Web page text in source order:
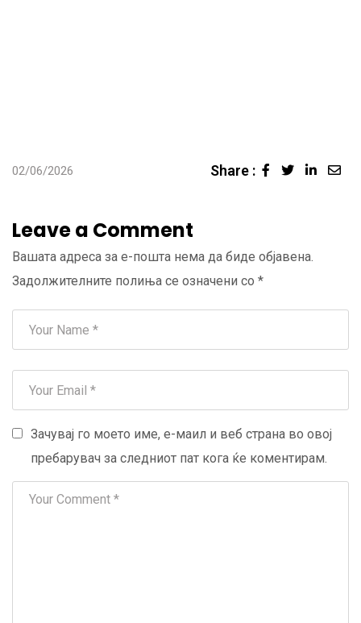
02/06/2026 Share :
Leave a Comment
Вашата адреса за е-пошта нема да биде објавена.
Задолжителните полиња се означени со *
Зачувај го моето име, е-маил и веб страна во овој
пребарувач за следниот пат кога ќе коментирам.